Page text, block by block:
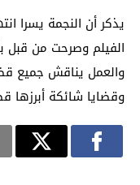
يذكر أن النجمة
الفيلم وصرحت من قبل
والعمل يناقش جميع
وقضايا شائكة أبرزها